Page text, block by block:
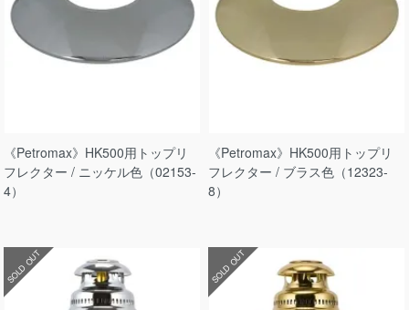
《Petromax》HK500用トップリ
フレクター / ニッケル色（02153-
4）
《Petromax》HK500用トップリ
フレクター / ブラス色（12323-
8）
SOLD OUT SOLD OUT